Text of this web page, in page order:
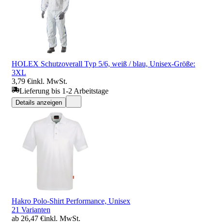
HOLEX Schutzoverall Typ 5/6, weiß / blau, Unisex-Größe:
3XL
3,79 €inkl. MwSt.
Lieferung bis 1-2 Arbeitstage
Details anzeigen
Hakro Polo-Shirt Performance, Unisex
21 Varianten
ab 26,47 €inkl. MwSt.